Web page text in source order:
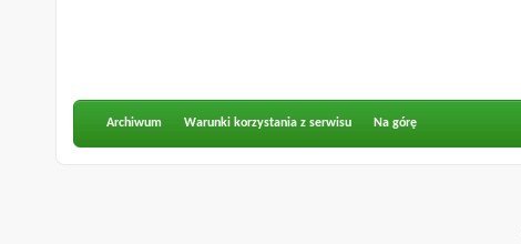
Archiwum Warunki korzystania z serwisu Na górę